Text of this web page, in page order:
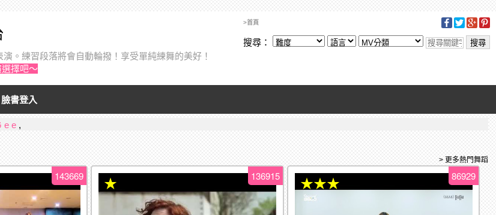
。練習段落將會自動輪撥！享受單純練舞的美好！
擇吧～
>首頁
搜尋：
臉書登入
e e ,
> 更多熱門舞蹈
143669 136915
★
86929
★★★